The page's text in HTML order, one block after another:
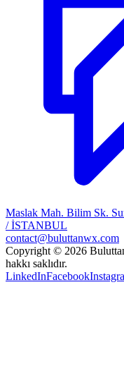
Maslak Mah. Bilim Sk.
/ İSTANBUL
contact@buluttanwx.com
Copyright © 2026
hakkı saklıdır.
LinkedInFacebook